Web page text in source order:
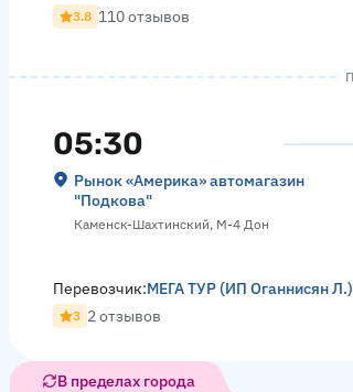
3.8 110 отзывов
05:30
Рынок «Америка» автомагазин
"Подкова"
Каменск-Шахтинский, М-4 Дон
Перевозчик:МЕГА ТУР (ИП Оганнисян Л.)
3 2 отзывов
В пределах города